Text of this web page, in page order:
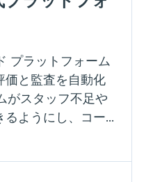
プラットフォーム
価と監査を自動化
がスタッフ不足や
るようにし、コー